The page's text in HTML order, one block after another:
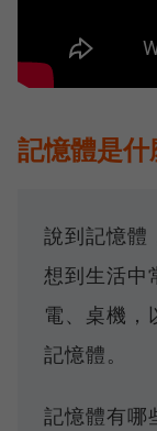
記憶體是
說到記憶體
想到生活中
電、桌機，
記憶體。
記憶體有哪